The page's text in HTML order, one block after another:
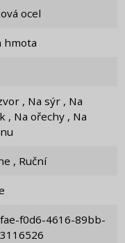
ocel
hmota
, Na ořechy , Na
, Ruční